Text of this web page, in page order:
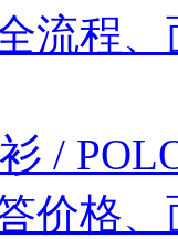
流程
/
价格